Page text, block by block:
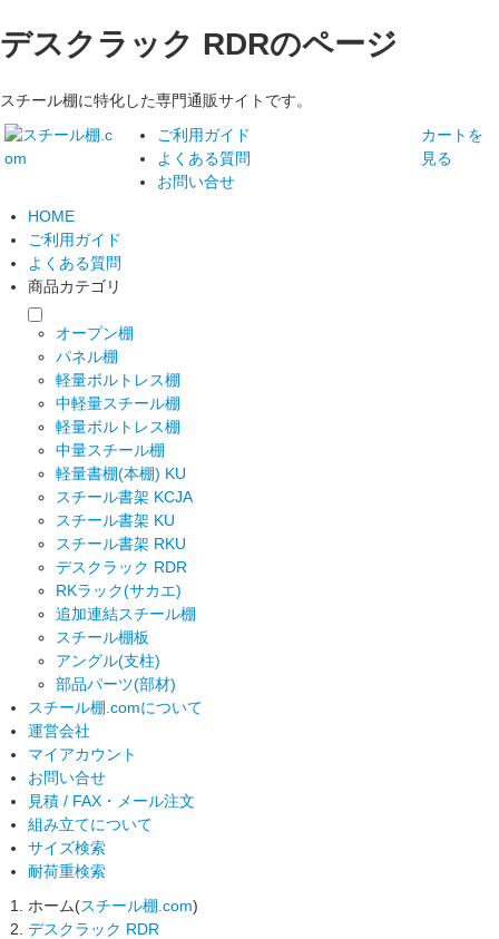
デスクラック RDRのページ
スチール棚に特化した専門通販サイトです。
ご利用ガイド
よくある質問
お問い合せ
カートを
見る
HOME
ご利用ガイド
よくある質問
商品カテゴリ
オープン棚
パネル棚
軽量ボルトレス棚
中軽量スチール棚
軽量ボルトレス棚
中量スチール棚
軽量書棚(本棚) KU
スチール書架 KCJA
スチール書架 KU
スチール書架 RKU
デスクラック RDR
RKラック(サカエ)
追加連結スチール棚
スチール棚板
アングル(支柱)
部品パーツ(部材)
スチール棚.comについて
運営会社
マイアカウント
お問い合せ
見積 / FAX・メール注文
組み立てについて
サイズ検索
耐荷重検索
ホーム(スチール棚.com)
デスクラック RDR